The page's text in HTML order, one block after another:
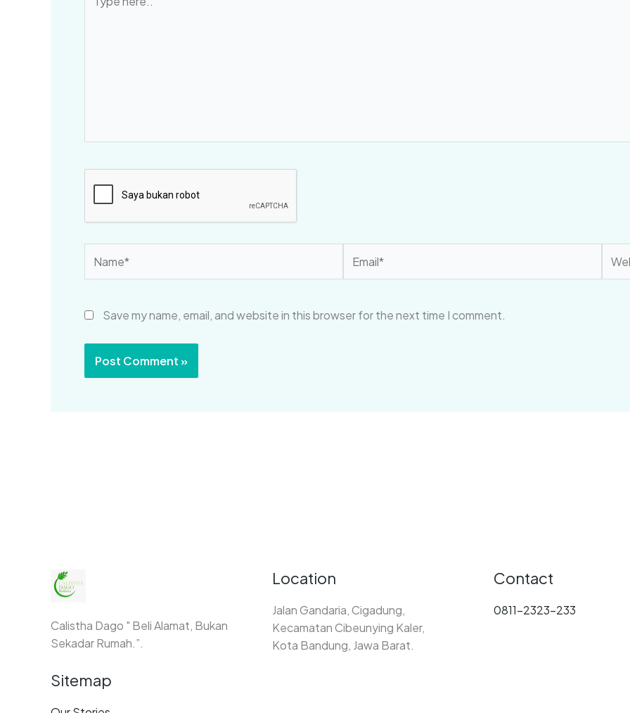
here..
Save my name, email, and website in this browser for the next time I comment.
Calistha Dago " Beli Alamat, Bukan
Sekadar Rumah.”.
Sitemap
Location
Jalan Gandaria, Cigadung,
Kecamatan Cibeunying Kaler,
Kota Bandung, Jawa Barat.
Contact
0811-2323-233